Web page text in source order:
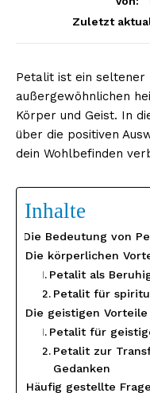
Zuletzt
Petalit ist ein seltener
außergewöhnlichen
Körper und Geist. In
über die positiven
dein Wohlbefinden
Inhalte
Die Bedeutung von
Die körperlichen
Petalit als
Petalit für
Die geistigen
Petalit für
Petalit zur
Gedanken
Häufig gestellte